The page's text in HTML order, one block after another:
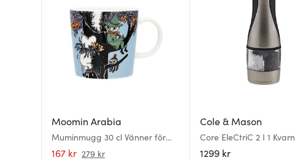
Moomin Arabia
Muminmugg 30 cl Vänner för
alltid
167 kr 279 kr
Cole & Mason
Core EleCtriC 2 I 1 Kvarn
1299 kr